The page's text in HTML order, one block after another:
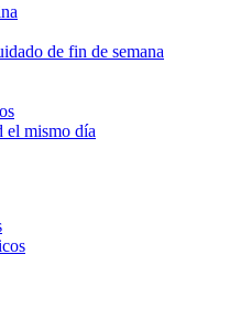
de fin de semana
el mismo día